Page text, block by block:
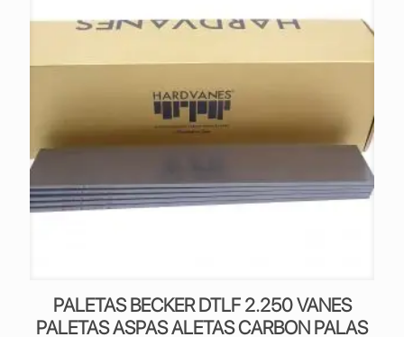
PALETAS BECKER DTLF 2.250 VANES
PALETAS ASPAS ALETAS CARBON PALAS